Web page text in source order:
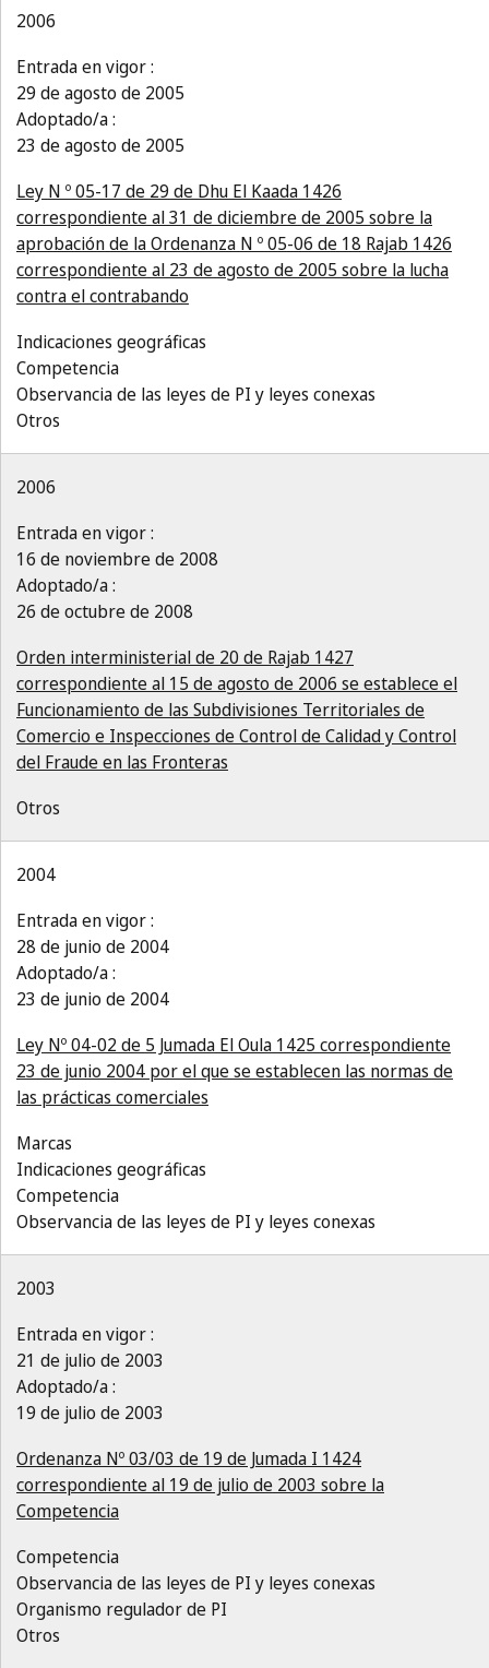
2006
Entrada en vigor :
29 de agosto de 2005
Adoptado/a :
23 de agosto de 2005
Ley N º 05-17 de 29 de Dhu El Kaada 1426
correspondiente al 31 de diciembre de 2005 sobre la
aprobación de la Ordenanza N º 05-06 de 18 Rajab 1426
correspondiente al 23 de agosto de 2005 sobre la lucha
contra el contrabando
Indicaciones geográficas
Competencia
Observancia de las leyes de PI y leyes conexas
Otros
2006
Entrada en vigor :
16 de noviembre de 2008
Adoptado/a :
26 de octubre de 2008
Orden interministerial de 20 de Rajab 1427
correspondiente al 15 de agosto de 2006 se establece el
Funcionamiento de las Subdivisiones Territoriales de
Comercio e Inspecciones de Control de Calidad y Control
del Fraude en las Fronteras
Otros
2004
Entrada en vigor :
28 de junio de 2004
Adoptado/a :
23 de junio de 2004
Ley Nº 04-02 de 5 Jumada El Oula 1425 correspondiente
23 de junio 2004 por el que se establecen las normas de
las prácticas comerciales
Marcas
Indicaciones geográficas
Competencia
Observancia de las leyes de PI y leyes conexas
2003
Entrada en vigor :
21 de julio de 2003
Adoptado/a :
19 de julio de 2003
Ordenanza Nº 03/03 de 19 de Jumada I 1424
correspondiente al 19 de julio de 2003 sobre la
Competencia
Competencia
Observancia de las leyes de PI y leyes conexas
Organismo regulador de PI
Otros